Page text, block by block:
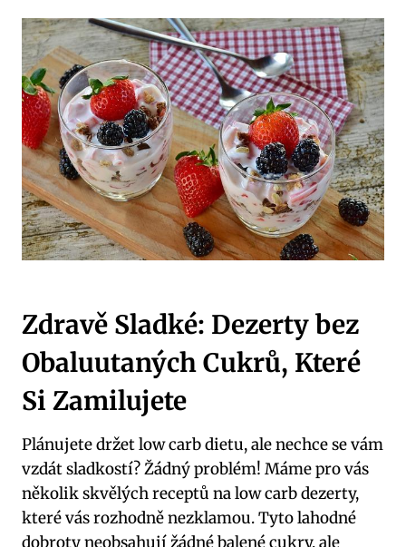
Zdravě Sladké: Dezerty bez
Obaluutaných Cukrů, Které
Si Zamilujete
Plánujete držet low carb dietu, ale nechce se vám
vzdát sladkostí? Žádný problém! Máme pro vás
několik skvělých receptů na low carb dezerty,
které vás rozhodně nezklamou. Tyto lahodné
dobroty neobsahují žádné balené cukry, ale